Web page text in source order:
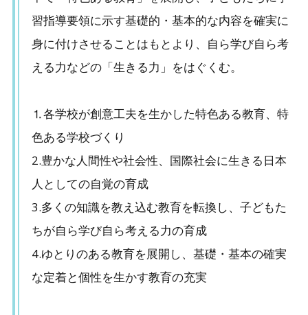
習指導要領に示す基礎的・基本的な内容を確実に
身に付けさせることはもとより、自ら学び自ら考
える力などの「生きる力」をはぐくむ。
⒈各学校が創意工夫を生かした特色ある教育、特
色ある学校づくり
2.豊かな人間性や社会性、国際社会に生きる日本
人としての自覚の育成
3.多くの知識を教え込む教育を転換し、子どもた
ちが自ら学び自ら考える力の育成
4.ゆとりのある教育を展開し、基礎・基本の確実
な定着と個性を生かす教育の充実